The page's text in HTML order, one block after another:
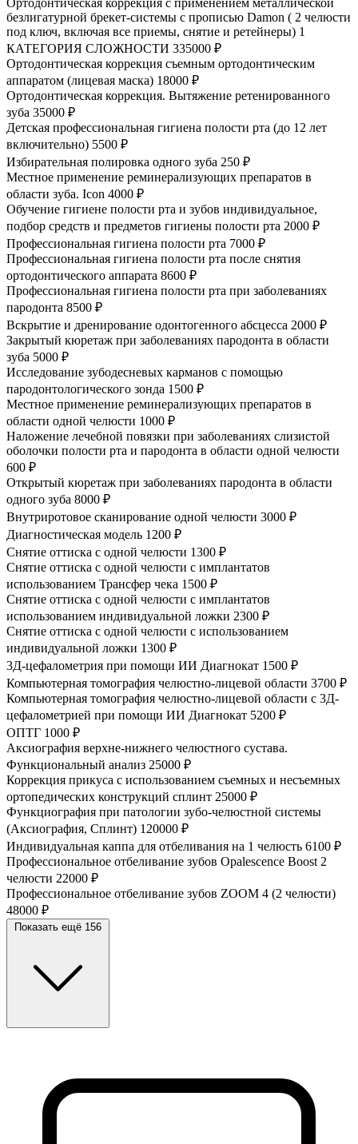
безлигатурной брекет-системы с прописью Damon ( 2 челюсти
под ключ, включая все приемы, снятие и ретейнеры) 1
КАТЕГОРИЯ СЛОЖНОСТИ 335000 ₽
Ортодонтическая коррекция съемным ортодонтическим
аппаратом (лицевая маска) 18000 ₽
Ортодонтическая коррекция. Вытяжение ретенированного
зуба 35000 ₽
Детская профессиональная гигиена полости рта (до 12 лет
включительно) 5500 ₽
Избирательная полировка одного зуба 250 ₽
Местное применение реминерализующих препаратов в
области зуба. Icon 4000 ₽
Обучение гигиене полости рта и зубов индивидуальное,
подбор средств и предметов гигиены полости рта 2000 ₽
Профессиональная гигиена полости рта 7000 ₽
Профессиональная гигиена полости рта после снятия
ортодонтического аппарата 8600 ₽
Профессиональная гигиена полости рта при заболеваниях
пародонта 8500 ₽
Вскрытие и дренирование одонтогенного абсцесса 2000 ₽
Закрытый кюретаж при заболеваниях пародонта в области
зуба 5000 ₽
Исследование зубодесневых карманов с помощью
пародонтологического зонда 1500 ₽
Местное применение реминерализующих препаратов в
области одной челюсти 1000 ₽
Наложение лечебной повязки при заболеваниях слизистой
оболочки полости рта и пародонта в области одной челюсти
600 ₽
Открытый кюретаж при заболеваниях пародонта в области
одного зуба 8000 ₽
Внутриротовое сканирование одной челюсти 3000 ₽
Диагностическая модель 1200 ₽
Снятие оттиска с одной челюсти 1300 ₽
Снятие оттиска с одной челюсти с имплантатов
использованием Трансфер чека 1500 ₽
Снятие оттиска с одной челюсти с имплантатов
использованием индивидуальной ложки 2300 ₽
Снятие оттиска с одной челюсти с использованием
индивидуальной ложки 1300 ₽
3Д-цефалометрия при помощи ИИ Диагнокат 1500 ₽
Компьютерная томография челюстно-лицевой области 3700 ₽
Компьютерная томография челюстно-лицевой области с 3Д-
цефалометрией при помощи ИИ Диагнокат 5200 ₽
ОПТГ 1000 ₽
Аксиография верхне-нижнего челюстного сустава.
Функциональный анализ 25000 ₽
Коррекция прикуса с использованием съемных и несъемных
ортопедических конструкций сплинт 25000 ₽
Функциография при патологии зубо-челюстной системы
(Аксиография, Сплинт) 120000 ₽
Индивидуальная каппа для отбеливания на 1 челюсть 6100 ₽
Профессиональное отбеливание зубов Opalescence Boost 2
челюсти 22000 ₽
Профессиональное отбеливание зубов ZOOM 4 (2 челюсти)
48000 ₽
Показать ещё 156